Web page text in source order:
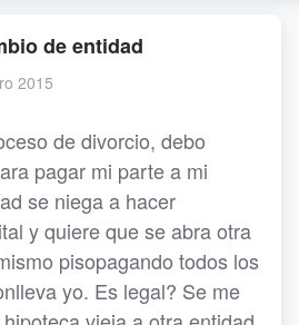
de entidad
2015
de divorcio, debo
pagar mi parte a mi
se niega a hacer
y quiere que se abra otra
pisopagando todos los
yo. Es legal? Se me